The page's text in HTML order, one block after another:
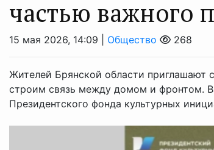
частью важного
15 мая 2026, 14:09 | Общество 268
Жителей Брянской области приглашают
строим связь между домом и фронтом.
Президентского фонда культурных